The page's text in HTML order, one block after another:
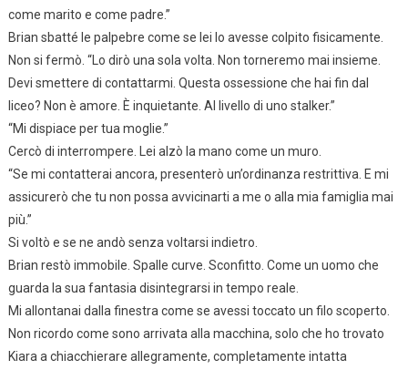
come marito e come padre.”
Brian sbatté le palpebre come se lei lo avesse colpito fisicamente.
Non si fermò. “Lo dirò una sola volta. Non torneremo mai insieme.
Devi smettere di contattarmi. Questa ossessione che hai fin dal
liceo? Non è amore. È inquietante. Al livello di uno stalker.”
“Mi dispiace per tua moglie.”
Cercò di interrompere. Lei alzò la mano come un muro.
“Se mi contatterai ancora, presenterò un’ordinanza restrittiva. E mi
assicurerò che tu non possa avvicinarti a me o alla mia famiglia mai
più.”
Si voltò e se ne andò senza voltarsi indietro.
Brian restò immobile. Spalle curve. Sconfitto. Come un uomo che
guarda la sua fantasia disintegrarsi in tempo reale.
Mi allontanai dalla finestra come se avessi toccato un filo scoperto.
Non ricordo come sono arrivata alla macchina, solo che ho trovato
Kiara a chiacchierare allegramente, completamente intatta